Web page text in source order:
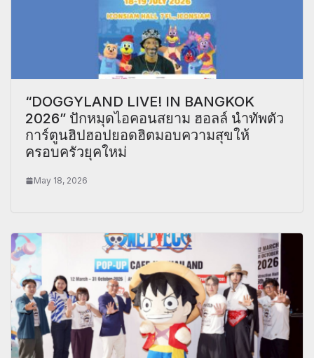
“DOGGYLAND LIVE! IN BANGKOK
2026” ปักหมุดไอคอนสยาม ฮอลล์ นำทัพตัว
การ์ตูนฮิปฮอปยอดฮิตมอบความสุขให้
ครอบครัวยุคใหม่
May 18, 2026